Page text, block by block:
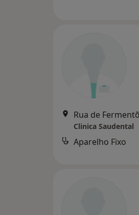
Clinica Saudental
Aparelho Fixo